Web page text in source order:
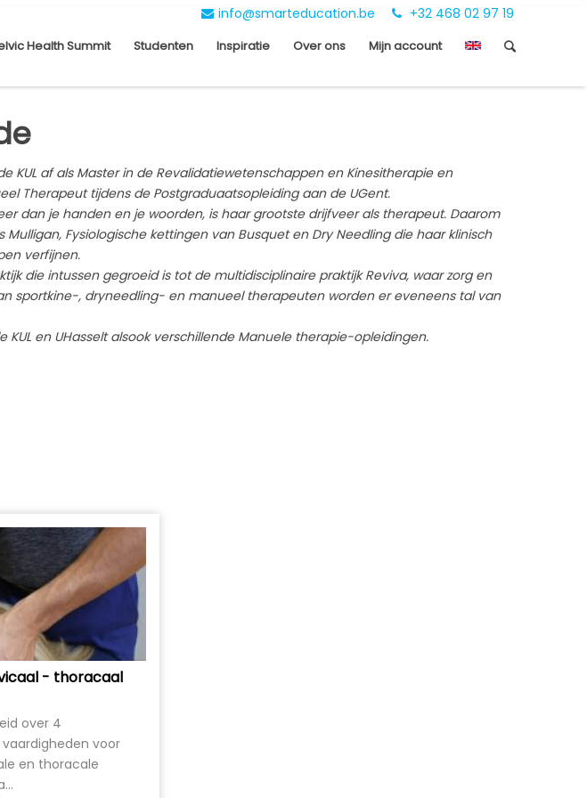
info@smarteducation.be +32 468 02 97 19
Health Summit Studenten Inspiratie Over ons Mijn account
KUL af als Master in de Revalidatiewetenschappen en Kinesitherapie en
Therapeut tijdens de Postgraduaatsopleiding aan de UGent.
dan je handen en je woorden, is haar grootste drijfveer als therapeut. Daarom
Fysiologische kettingen van Busquet en Dry Needling die haar klinisch
verfijnen.
die intussen gegroeid is tot de multidisciplinaire praktijk Reviva, waar zorg en
sportkine-, dryneedling- en manueel therapeuten worden er eveneens tal van
en UHasselt alsook verschillende Manuele therapie-opleidingen.
- thoracaal
over 4
voor
en thoracale